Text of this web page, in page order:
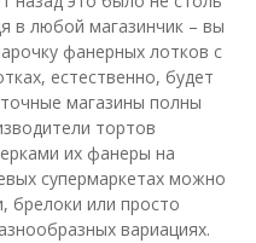
в любой магазинчик – вы
фанерных лотков с
естественно, будет
магазины полны
тортов
их фанеры на
супермаркетах можно
брелоки или просто
вариациях.